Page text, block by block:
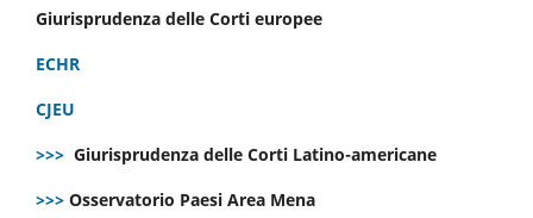
Giurisprudenza delle Corti europee
ECHR
CJEU
>>> Giurisprudenza delle Corti Latino-americane
>>> Osservatorio Paesi Area Mena